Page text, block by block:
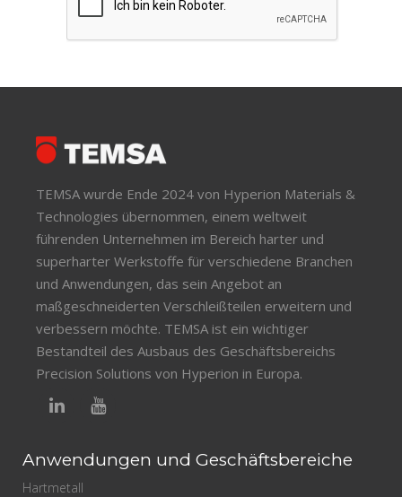
TEMSA wurde Ende 2024 von Hyperion Materials &
Technologies übernommen, einem weltweit
führenden Unternehmen im Bereich harter und
superharter Werkstoffe für verschiedene Branchen
und Anwendungen, das sein Angebot an
maßgeschneiderten Verschleißteilen erweitern und
verbessern möchte. TEMSA ist ein wichtiger
Bestandteil des Ausbaus des Geschäftsbereichs
Precision Solutions von Hyperion in Europa.
Anwendungen und Geschäftsbereiche
Hartmetall